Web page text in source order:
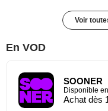
Voir
En VOD
SOONER
Disponible
Achat dès